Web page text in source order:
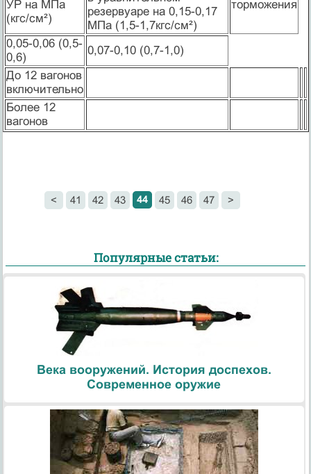
УР на МПа
(кгс/см²)
резервуаре на 0,15-0,17
МПа (1,5-1,7кгс/см²)
торможения
0,05-0,06 (0,5-
0,6)
0,07-0,10 (0,7-1,0)
До 12 вагонов
включительно
Более 12
вагонов
< 41 42 43 44 45 46 47 >
Популярные статьи:
Века вооружений. История доспехов.
Современное оружие